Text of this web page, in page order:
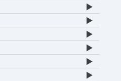
▶️
▶️
▶️
▶️
▶️
▶️